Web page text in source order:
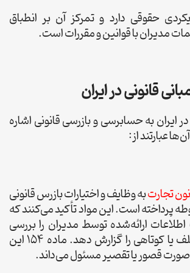
حقوقی دارد و تمرکز آن بر انطباق
مدیران با قوانین و مقررات است.
قانونی در ایران
ایران به حسابرسی و بازرسی قانونی اشاره
عبارتند از:
تجارتبه وظایف و اختیارات بازرس قانونی
پرداخته است. این مواد تأکید می‌کنند که
ارائه‌شده توسط مدیران را بررسی
کرده و هرگونه تخلف یا کوتاهی را گزارش دهد. ماده 154 این
صورت قصور یا تقصیر مسئول می‌داند.